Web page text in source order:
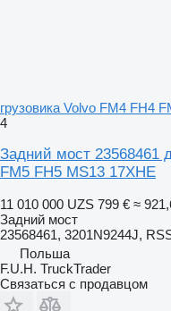
грузовика Volvo FM4 FH4
4
Задний мост 23568461
FM5 FH5 MS13 17XHE
11 010 000 UZS 799 € ≈
Задний мост
23568461, 3201N9244J,
Польша
F.U.H. TruckTrader
Связаться с продавцом